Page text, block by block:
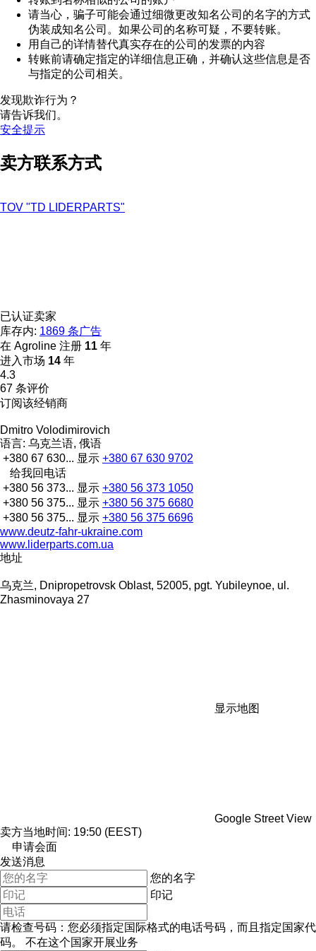
请当心，骗子可能会通过细微更改知名公司的名字的方式
伪装成知名公司。如果公司的名称可疑，不要转账。
用自己的详情替代真实存在的公司的发票的内容
转账前请确定指定的详细信息正确，并确认这些信息是否
与指定的公司相关。
发现欺诈行为？
请告诉我们。
安全提示
卖方联系方式
TOV "TD LIDERPARTS"
已认证卖家
库存内: 1869 条广告
在 Agroline 注册 11 年
进入市场 14 年
4.3
67 条评价
订阅该经销商
Dmitro Volodimirovich
语言: 乌克兰语, 俄语
+380 67 630... 显示 +380 67 630 9702
给我回电话
+380 56 373... 显示 +380 56 373 1050
+380 56 375... 显示 +380 56 375 6680
+380 56 375... 显示 +380 56 375 6696
www.deutz-fahr-ukraine.com
www.liderparts.com.ua
地址
乌克兰, Dnipropetrovsk Oblast, 52005, pgt. Yubileynoe, ul.
Zhasminovaya 27
显示地图
Google Street View
卖方当地时间: 19:50 (EEST)
申请会面
发送消息
您的名字
印记
请检查号码：您必须指定国际格式的电话号码，而且指定国家代
码。
不在这个国家开展业务